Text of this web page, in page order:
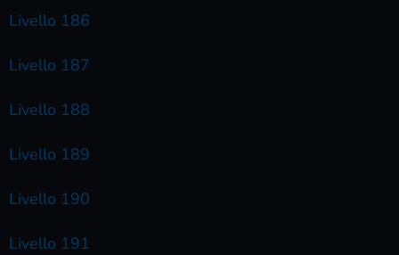
Livello 186
Livello 187
Livello 188
Livello 189
Livello 190
Livello 191